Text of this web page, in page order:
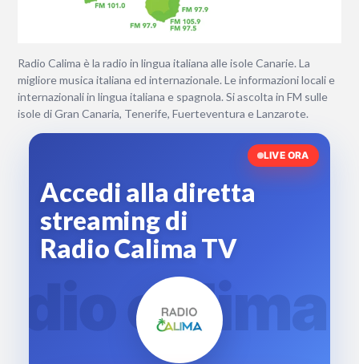
Radio Calima è la radio in lingua italiana alle isole Canarie. La
migliore musica italiana ed internazionale. Le informazioni locali e
internazionali in lingua italiana e spagnola. Si ascolta in FM sulle
isole di Gran Canaria, Tenerife, Fuerteventura e Lanzarote.
LIVE ORA
calima
Accedi alla diretta
streaming di
Radio Calima TV